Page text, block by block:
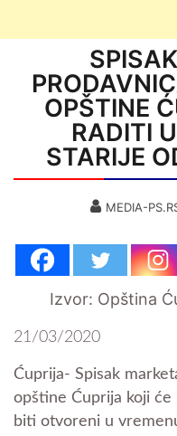
OPŠTINE
RADITI
STARIJE
MEDIA-
Izvor: Opština
21/03/2020
Ćuprija- Spisak
opštine Ćuprija koji će
biti otvoreni u